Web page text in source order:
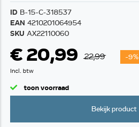
ID B-15-C-318537
EAN 4210201064954
SKU AX22110060
€ 20,99 22,99 -9%
Incl. btw
toon voorraad
Bekijk product